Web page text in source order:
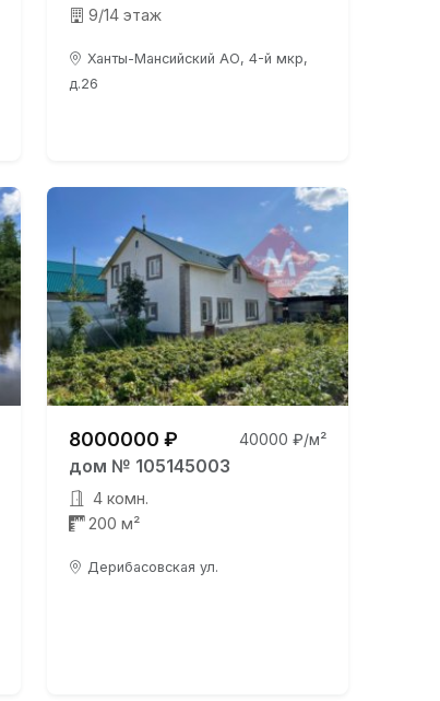
9/14 этаж
Ханты-Мансийский АО, 4-й мкр,
д.26
8000000 ₽ 40000 ₽/м²
дом № 105145003
4 комн.
200 м²
Дерибасовская ул.